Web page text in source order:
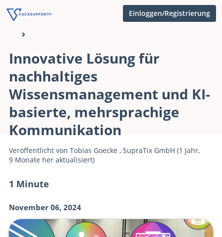
Einloggen/Registrierung
1 Minute
November 06, 2024
Innovative Lösung für
nachhaltiges
Wissensmanagement und KI-
basierte, mehrsprachige
Kommunikation
Veröffentlicht von Tobias Goecke , SupraTix GmbH (1 Jahr,
9 Monate her aktualisiert)